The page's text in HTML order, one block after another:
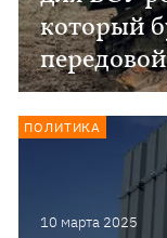
который
10 марта 2025
ПОЛИТИКА